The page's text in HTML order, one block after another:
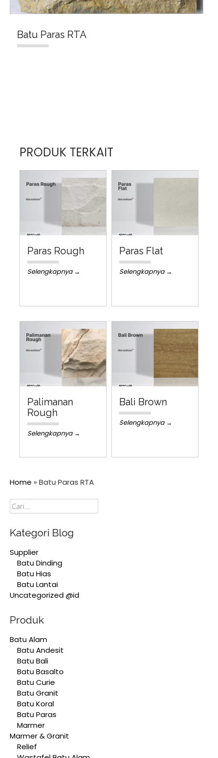
Batu Paras RTA
PRODUK TERKAIT
Paras Rough
Selengkapnya →
Paras Flat
Selengkapnya →
Palimanan
Rough
Selengkapnya →
Bali Brown
Selengkapnya →
Home » Batu Paras RTA
Cari
Kategori Blog
Supplier
Batu Dinding
Batu Hias
Batu Lantai
Uncategorized @id
Produk
Batu Alam
Batu Andesit
Batu Bali
Batu Basalto
Batu Curie
Batu Granit
Batu Koral
Batu Paras
Marmer
Marmer & Granit
Relief